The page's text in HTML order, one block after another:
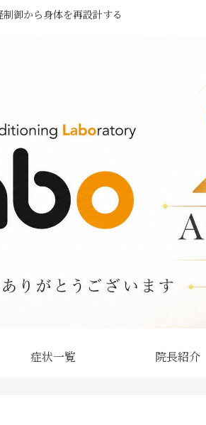
制御から身体を再設計する
症状一覧 院長紹介